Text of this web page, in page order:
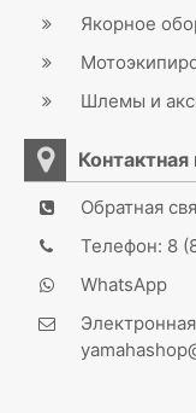
Якорное
Шлемы и
Обратная
Телефон: 8
WhatsApp